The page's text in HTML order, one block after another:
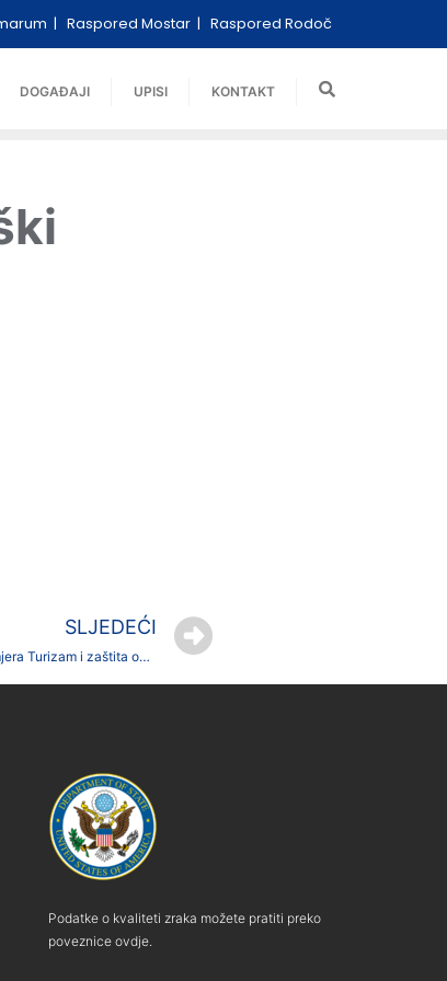
Raspored Mostar Raspored Rodoč
DOGAĐAJI UPISI KONTAKT
SLJEDEĆI
Obavijest za studente 2. godine diplomskog studija Geografije, smjera Turizam i zaštita okoliša
Podatke o kvaliteti zraka možete pratiti preko
poveznice ovdje.